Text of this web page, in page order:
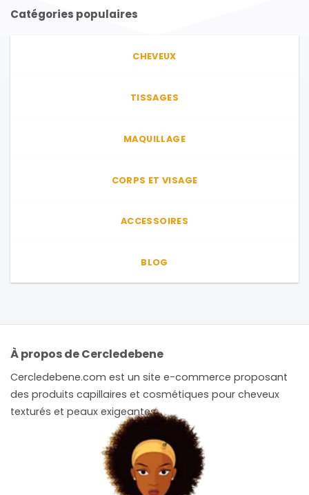
Catégories populaires
CHEVEUX
TISSAGES
MAQUILLAGE
CORPS ET VISAGE
ACCESSOIRES
BLOG
À propos de Cercledebene
Cercledebene.com est un site e-commerce proposant
des produits capillaires et cosmétiques pour cheveux
texturés et peaux exigeantes.